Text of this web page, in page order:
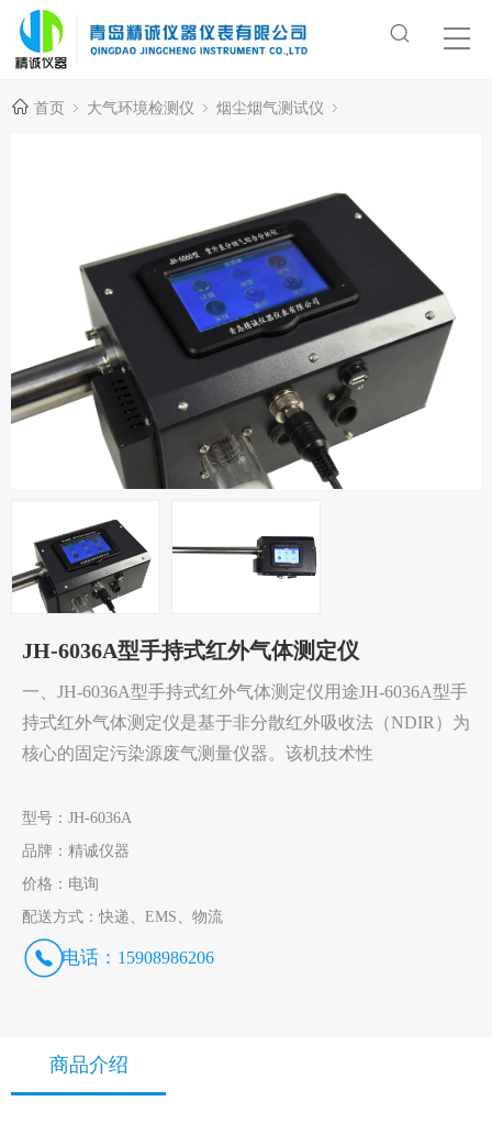
首页 大气环境检测仪 烟尘烟气测试仪
JH-6036A型手持式红外气体测定仪
一、JH-6036A型手持式红外气体测定仪用途JH-6036A型手
持式红外气体测定仪是基于非分散红外吸收法（NDIR）为
核心的固定污染源废气测量仪器。该机技术性
型号： JH-6036A
品牌： 精诚仪器
价格： 电询
配送方式：快递、EMS、物流
电话： 15908986206
商品介绍